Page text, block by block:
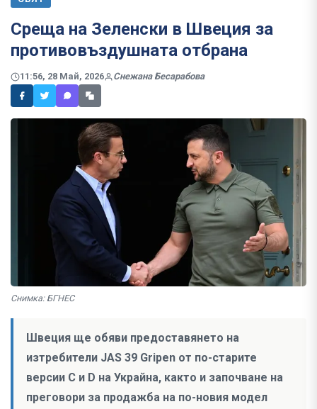
Среща на Зеленски в Швеция за
противовъздушната отбрана
11:56, 28 Май, 2026 Снежана Бесарабова
Снимка: БГНЕС
Швеция ще обяви предоставянето на
изтребители JAS 39 Gripen от по-старите
версии C и D на Украйна, както и започване на
преговори за продажба на по-новия модел